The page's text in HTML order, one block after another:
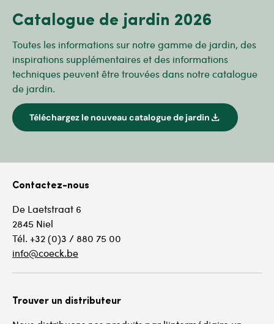
Catalogue de jardin 2026
Toutes les informations sur notre gamme de jardin, des
inspirations supplémentaires et des informations
techniques peuvent être trouvées dans notre catalogue
de jardin.
Téléchargez le nouveau catalogue de jardin download
Contactez-nous
De Laetstraat 6
2845 Niel
Tél. +32 (0)3 / 880 75 00
info@coeck.be
Trouver un distributeur